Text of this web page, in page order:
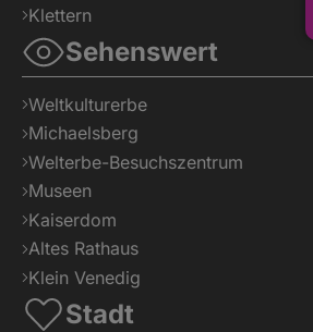
Klettern
Sehenswert
Weltkulturerbe
Michaelsberg
Welterbe-Besuchszentrum
Museen
Kaiserdom
Altes Rathaus
Klein Venedig
Stadt